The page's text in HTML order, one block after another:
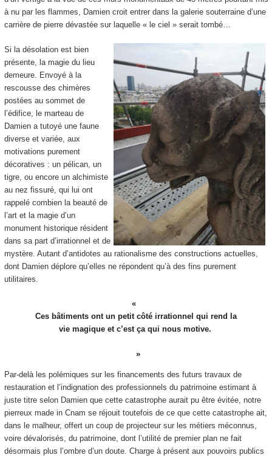
à nu par les flammes, Damien croit entrer dans la galerie souterraine d’une
carrière de pierre dévastée sur laquelle « le ciel » serait tombé…
Si la désolation est bien
présente, la magie du lieu
demeure. Envoyé à la
rescousse des chimères
postées au sommet de
l’édifice, le marteau de
Damien a tutoyé une faune
diverse et variée, aux
motivations purement
décoratives : un pélican, un
tigre, ou encore un alchimiste
au nez fissuré, qui lui ont
rappelé combien la beauté de
l’art et la magie d’un
monument historique résident
dans sa part d’irrationnel et de
mystère. Autant d’antidotes au rationalisme des constructions actuelles,
dont Damien déplore qu’elles ne répondent qu’à des fins purement
utilitaires.
Ces bâtiments ont un petit côté irrationnel qui rend la
vie magique et c’est ça qui nous motive.
Par-delà les polémiques sur les financements des futurs travaux de
restauration et l’indignation des professionnels du patrimoine estimant à
juste titre selon Damien que cette catastrophe aurait pu être évitée, notre
pierreux made in Cnam se réjouit toutefois de ce que cette catastrophe ait,
dans le malheur, offert un coup de projecteur sur les métiers méconnus,
voire dévalorisés, du patrimoine, dont l’utilité de premier plan ne fait
désormais plus l’ombre d’un doute. Charge à présent aux pouvoirs publics